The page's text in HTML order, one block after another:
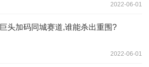
2022-06-01
巨头加码同城赛道,谁能杀出重围?
2022-06-01